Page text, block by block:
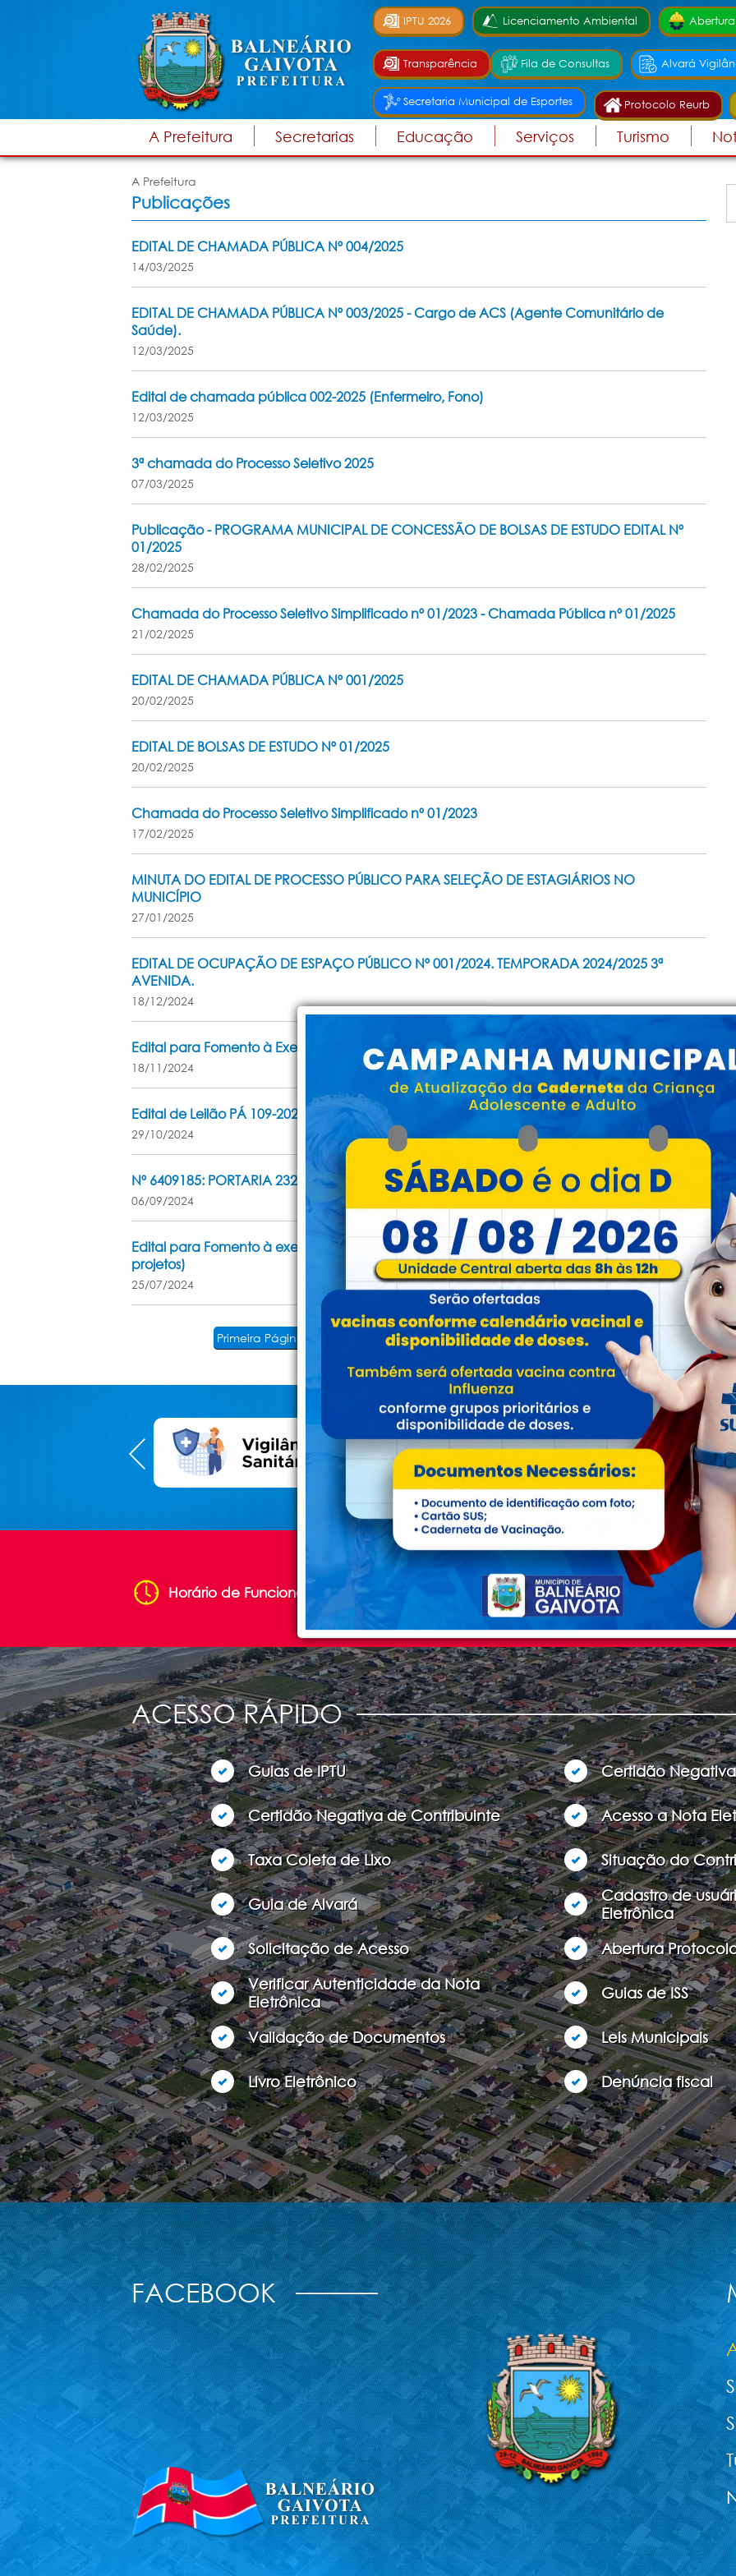
IPTU 2026 Licenciamento Ambiental
Transparência Fila de Consultas Alvará
Secretaria Municipal de Esportes Protocolo Reurb
A Prefeitura Secretarias Educação Serviços Turismo
A Prefeitura
Publicações
EDITAL DE CHAMADA PÚBLICA Nº 004/2025
14/03/2025
EDITAL DE CHAMADA PÚBLICA Nº 003/2025 - Cargo de ACS (Agente Comunitário de
Saúde).
12/03/2025
Edital de chamada pública 002-2025 (Enfermeiro, Fono)
12/03/2025
3ª chamada do Processo Seletivo 2025
07/03/2025
Publicação - PROGRAMA MUNICIPAL DE CONCESSÃO DE BOLSAS DE ESTUDO EDITAL Nº
01/2025
28/02/2025
Chamada do Processo Seletivo Simplificado nº 01/2023 - Chamada Pública nº 01/2025
21/02/2025
EDITAL DE CHAMADA PÚBLICA Nº 001/2025
20/02/2025
EDITAL DE BOLSAS DE ESTUDO Nº 01/2025
20/02/2025
Chamada do Processo Seletivo Simplificado nº 01/2023
17/02/2025
MINUTA DO EDITAL DE PROCESSO PÚBLICO PARA SELEÇÃO DE ESTAGIÁRIOS NO
MUNICÍPIO
27/01/2025
EDITAL DE OCUPAÇÃO DE ESPAÇO PÚBLICO Nº 001/2024. TEMPORADA 2024/2025 3ª
AVENIDA.
18/12/2024
Edital para Fomento à Execução de Ações Culturais
18/11/2024
Edital de Leilão PÁ 109-2024
29/10/2024
Nº 6409185: PORTARIA 232/2024 Agricultura
06/09/2024
Edital para Fomento à execução de ações culturais demais áreas culturais (Apoio direto a
projetos)
25/07/2024
Primeira Página 4 5 6 7 Próxima Última Página
CONSELHO TUTELAR
Horário de Funcionamento:das 13:00hr as 19:00hr
Plantão 24
Endereço :
Av. Vereador Ângelo issopo - Número
ACESSO RÁPIDO
Guias de IPTU Certidão
Certidão Negativa de Contribuinte Acesso a Nota
Taxa Coleta de Lixo Situação do
Guia de Alvará
Cadastro de
Eletrônica
Solicitação de Acesso
Abertura
Verificar Autenticidade da Nota
Eletrônica
Guias de ISS
Validação de Documentos Leis Municipais
Livro Eletrônico Denúncia fiscal
FACEBOOK